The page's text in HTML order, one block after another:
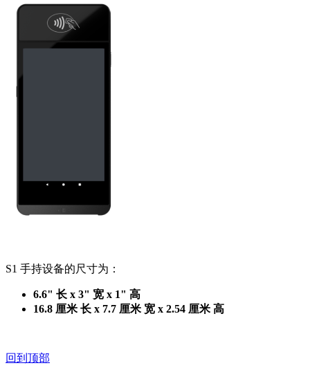
S1 手持设备的尺寸为：
6.6" 长 x 3" 宽 x 1" 高
16.8 厘米 长 x 7.7 厘米 宽 x 2.54 厘米 高
回到顶部